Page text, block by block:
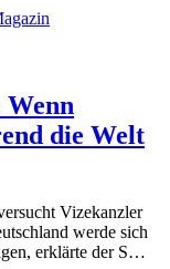
die Welt
Vizekanzler
werde sich
erklärte der S…